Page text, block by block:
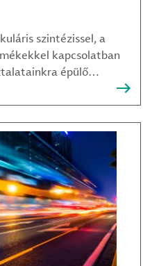
szintézissel, a
kapcsolatban
épülő
is sikerrel leküzdhetők.